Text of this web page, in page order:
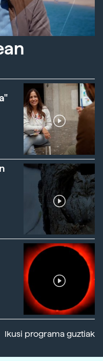
Ikusi programa guztiak